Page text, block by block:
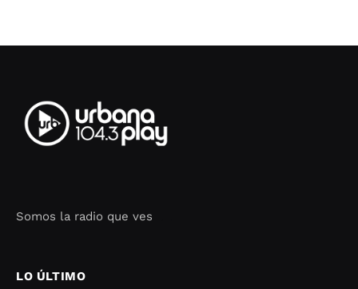
Somos la radio que ves
LO ÚLTIMO